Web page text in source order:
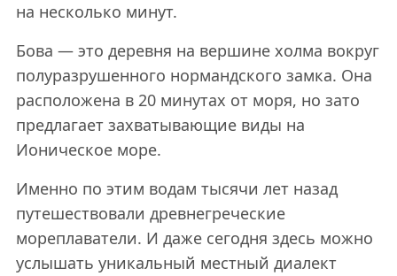
на несколько минут.
Бова — это деревня на вершине холма вокруг
полуразрушенного нормандского замка. Она
расположена в 20 минутах от моря, но зато
предлагает захватывающие виды на
Ионическое море.
Именно по этим водам тысячи лет назад
путешествовали древнегреческие
мореплаватели. И даже сегодня здесь можно
услышать уникальный местный диалект